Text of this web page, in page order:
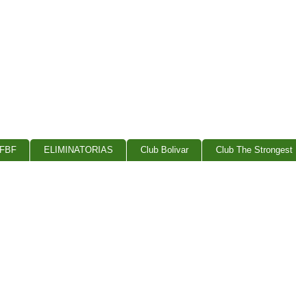
FBF ELIMINATORIAS Club Bolivar Club The Strongest